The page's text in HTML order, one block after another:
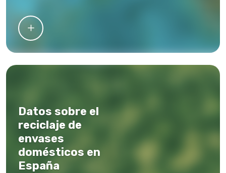
Datos sobre el
reciclaje de
envases
domésticos en
España